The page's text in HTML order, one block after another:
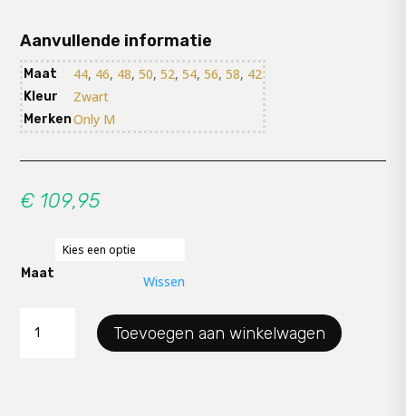
Aanvullende informatie
Maat 44, 46, 48,50,52,54,56,58, 42
Kleur Zwart
MerkenOnly M
€ 109,95
Maat Wissen
Only-
Toevoegen aan winkelwagen